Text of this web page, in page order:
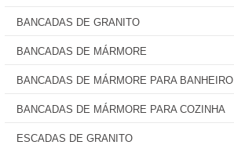
BANCADAS DE GRANITO
BANCADAS DE MÁRMORE
BANCADAS DE MÁRMORE PARA BANHEIRO
BANCADAS DE MÁRMORE PARA COZINHA
ESCADAS DE GRANITO